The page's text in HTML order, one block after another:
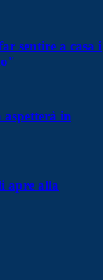
sentire a casa i
in
apre alla